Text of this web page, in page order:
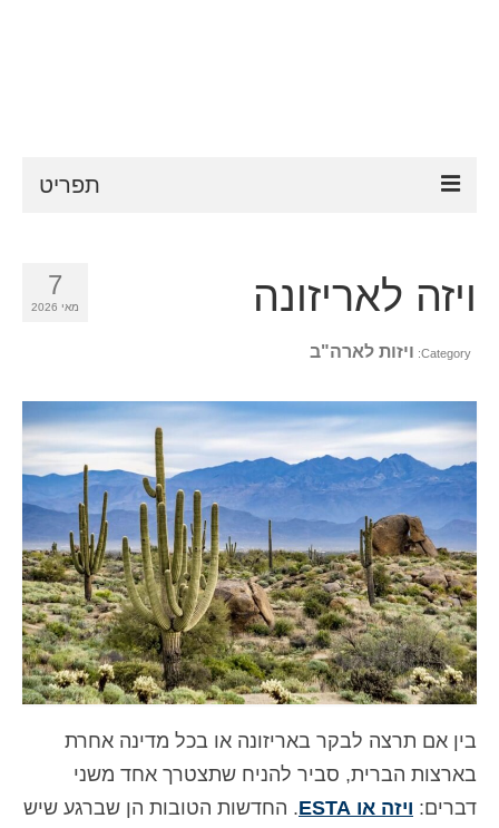
תפריט
דרישות ESTA
עֶזרָה
חדשות
איש קשר
טופס בקשה
עברית
Hrvatski
(קרוטאית)
Čeština
(צ'כית)
Dansk
(דנית)
7
מאי 2026 ויזה לאריזונה
Category: ויזות לארה"ב
בין אם תרצה לבקר באריזונה או בכל מדינה אחרת
בארצות הברית, סביר להניח שתצטרך אחד משני
דברים: ויזה או ESTA
. החדשות הטובות הן שברגע שיש